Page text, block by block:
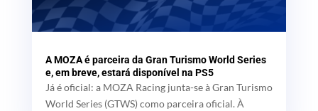
A MOZA é parceira da Gran Turismo World Series
e, em breve, estará disponível na PS5
Já é oficial: a MOZA Racing junta-se à Gran Turismo
World Series (GTWS) como parceira oficial. À